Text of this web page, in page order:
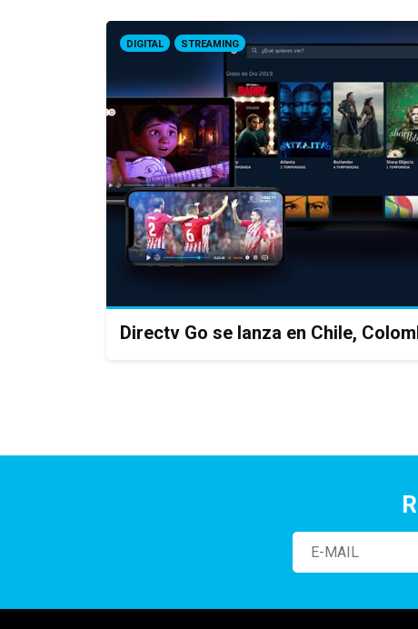
DIGITAL STREAMING
Directv Go se lanza en Chile,